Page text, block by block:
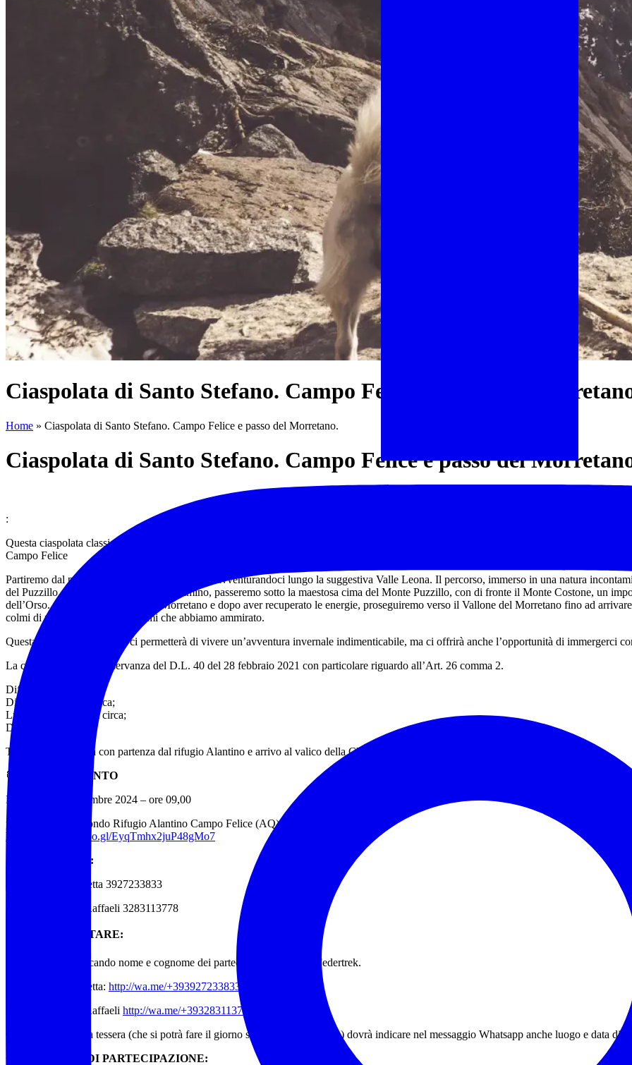
Ciaspolata di Santo Stefano. Campo Felice e passo del
Home » Ciaspolata di Santo Stefano. Campo Felice e passo del Morretano.
Ciaspolata di Santo Stefano. Campo Felice e passo del
:
Questa ciaspolata classica ci condurrà senza eccessivi sforzi fino al Passo del Morretano , situato a 1983 metri di quota . Da questa
Campo Felice
Partiremo dal parcheggio del Rifugio Alantino, avventurandoci lungo la suggestiva Valle Leona. Il percorso, immerso in una natura
del Puzzillo e Morretano. Durante il cammino, passeremo sotto la maestosa cima del Monte Puzzillo, con di fronte il Monte Costone, un
dell’Orso. Arriveremo al passo del Morretano e dopo aver recuperato le energie, proseguiremo verso il Vallone del Morretano fino ad
colmi di meraviglia per i panorami che abbiamo ammirato.
Questa escursione non solo ci permetterà di vivere un’avventura invernale indimenticabile, ma ci offrirà anche l’opportunità di immergerci
La ciaspolata sarà in osservanza del D.L. 40 del 28 febbraio 2021 con particolare riguardo all’Art. 26 comma 2.
Difficoltà: EA
Dislivello: 400 mt. circa;
Lunghezza: 11,5 Km circa;
Durata: 6 ore +soste
Tipologia: traversata con partenza dal rifugio Alantino e arrivo al valico della Chiesuola.
⏰
APPUNTAMENTO
Domenica 26 Dicembre 2024 – ore 09,00
parcheggio sci di fondo Rifugio Alantino Campo Felice (AQ)
https://maps.app.goo.gl/EyqTmhx2juP48gMo7
ACCOMPAGNA:
AEV Silvio Giorgetta 3927233833
AEV Alessandro Raffaeli 3283113778
️ PER PRENOTARE:
via Whatsapp: indicando nome e cognome dei partecipanti, n° tessera Federtrek.
AEV Silvio Giorgetta: http://wa.me/+393927233833
AEV Alessandro Raffaeli http://wa.me/+393283113778
Chi non possiede la tessera (che si potrà fare il giorno stesso dell’escursione) dovrà indicare nel messaggio Whatsapp anche luogo e data di
CONTRIBUTO DI PARTECIPAZIONE: